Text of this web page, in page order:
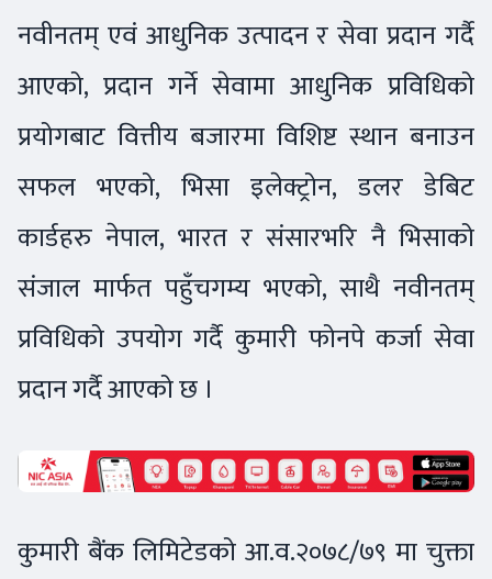
नवीनतम् एवं आधुनिक उत्पादन र सेवा प्रदान गर्दै
आएको, प्रदान गर्ने सेवामा आधुनिक प्रविधिको
प्रयोगबाट वित्तीय बजारमा विशिष्ट स्थान बनाउन
सफल भएको, भिसा इलेक्ट्रोन, डलर डेबिट
कार्डहरु नेपाल, भारत र संसारभरि नै भिसाको
संजाल मार्फत पहुँचगम्य भएको, साथै नवीनतम्
प्रविधिको उपयोग गर्दै कुमारी फोनपे कर्जा सेवा
प्रदान गर्दै आएको छ ।
कुमारी बैंक लिमिटेडको आ.व.२०७८/७९ मा चुक्ता